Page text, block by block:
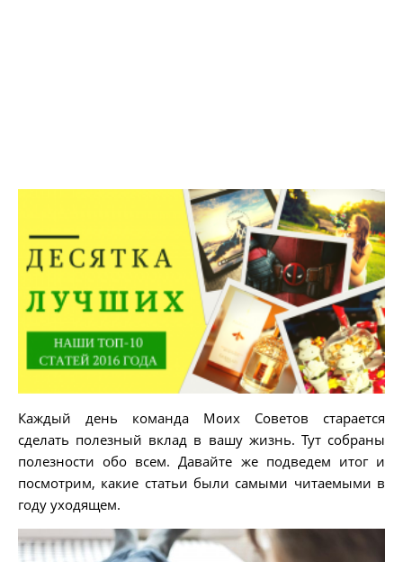
Каждый день команда Моих Советов старается
сделать полезный вклад в вашу жизнь. Тут собраны
полезности обо всем. Давайте же подведем итог и
посмотрим, какие статьи были самыми читаемыми в
году уходящем.